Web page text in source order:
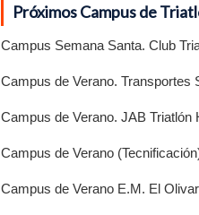
Próximos Campus de
Campus Semana Santa. Club
Campus de Verano. Transportes
Campus de Verano. JAB Triatlón
Campus de Verano
Campus de Verano E.M. El